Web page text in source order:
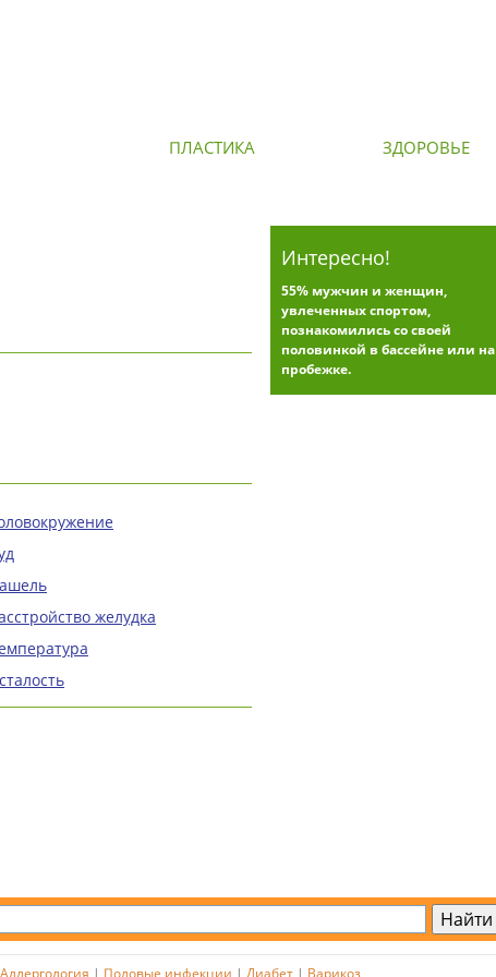
ПЛАСТИКА ЗДОРОВЬЕ
Интересно!
55% мужчин и женщин,
увлеченных спортом,
познакомились со своей
половинкой в бассейне или на
пробежке.
желудка
Аллергология | Половые инфекции | Диабет| Варикоз